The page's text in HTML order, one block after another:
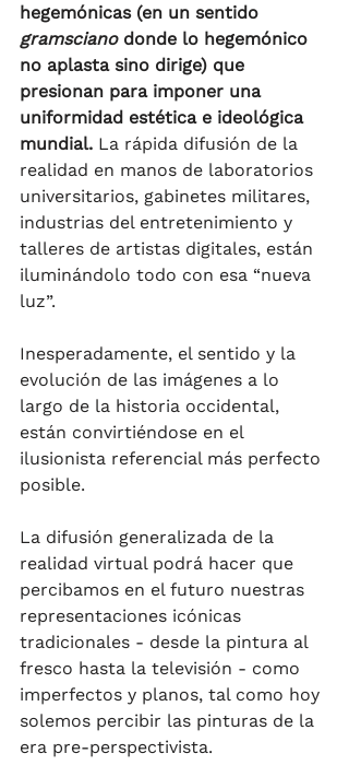
hegemónicas (en un sentido
gramsciano donde lo hegemónico
no aplasta sino dirige) que
presionan para imponer una
uniformidad estética e ideológica
mundial. La rápida difusión de la
realidad en manos de laboratorios
universitarios, gabinetes militares,
industrias del entretenimiento y
talleres de artistas digitales, están
iluminándolo todo con esa “nueva
luz”.
Inesperadamente, el sentido y la
evolución de las imágenes a lo
largo de la historia occidental,
están convirtiéndose en el
ilusionista referencial más perfecto
posible.
La difusión generalizada de la
realidad virtual podrá hacer que
percibamos en el futuro nuestras
representaciones icónicas
tradicionales - desde la pintura al
fresco hasta la televisión - como
imperfectos y planos, tal como hoy
solemos percibir las pinturas de la
era pre-perspectivista.